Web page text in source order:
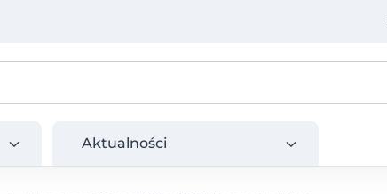
Aktualności